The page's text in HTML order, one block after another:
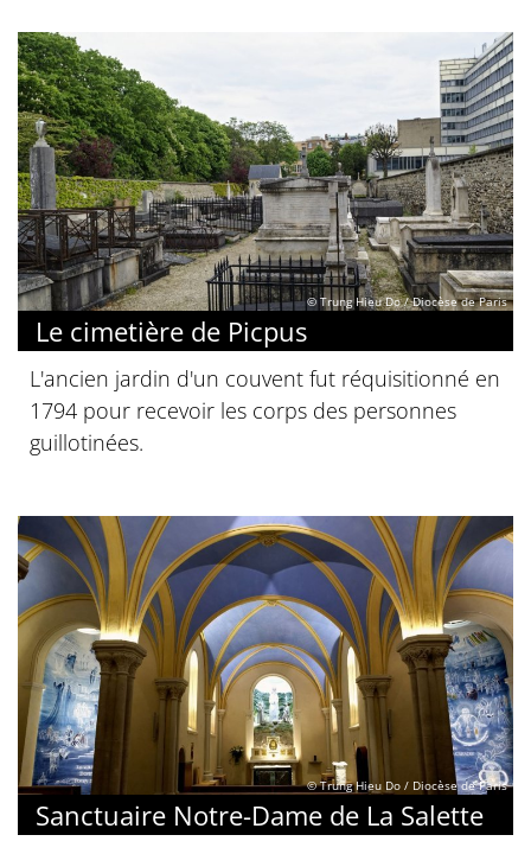
© Trung Hieu Do / Diocèse de Paris
Le cimetière de Picpus
L'ancien jardin d'un couvent fut réquisitionné en
1794 pour recevoir les corps des personnes
guillotinées.
© Trung Hieu Do / Diocèse de Paris
Sanctuaire Notre-Dame de La Salette